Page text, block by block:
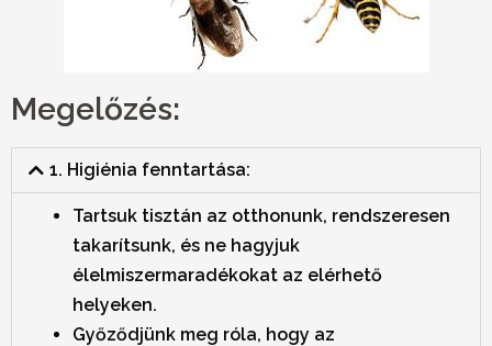
Megelőzés:
1. Higiénia fenntartása:
Tartsuk tisztán az otthonunk, rendszeresen
takarítsunk, és ne hagyjuk
élelmiszermaradékokat az elérhető
helyeken.
Győződjünk meg róla, hogy az